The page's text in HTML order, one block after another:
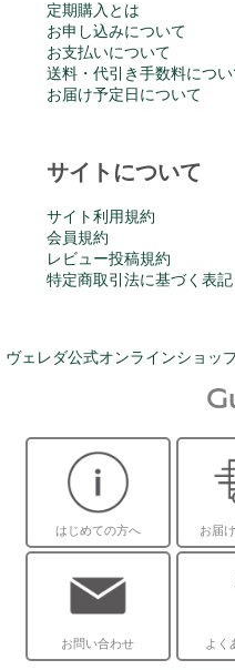
定期購入とは
お申し込みについて
お支払いについて
送料・代引き手数料につい
お届け予定日について
サイトについて
サイト利用規約
会員規約
レビュー投稿規約
特定商取引法に基づく表記
ヴェレダ公式オンラインショッ
はじめての方へ お届
お問い合わせ よく